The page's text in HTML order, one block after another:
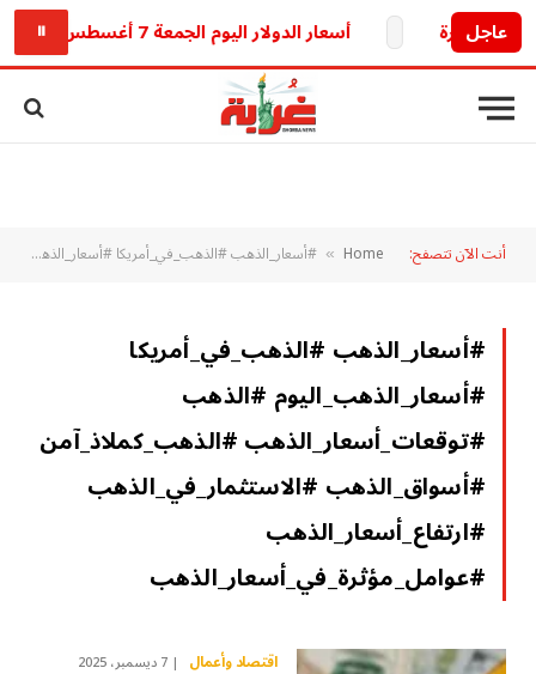
عاجل أسعار الدولار اليوم الجمعة 7 أغسطس 2026 بين البنوك والسوق الموازية ⏸
أنت الآن تتصفح: Home
» #أسعار_الذهب #الذهب_في_أمريكا #أسعار_الذهب_اليوم #الذهب #توقعات_أسعار_الذهب #الذهب_كملاذ_آمن #أسواق_الذهب #الاستثمار_في_الذهب #ارتفاع_أسعار_الذهب #عوامل_مؤثرة_في_أسعار_الذهب
#أسعار_الذهب #الذهب_في_أمريكا
#أسعار_الذهب_اليوم #الذهب
#توقعات_أسعار_الذهب #الذهب_كملاذ_آمن
#أسواق_الذهب #الاستثمار_في_الذهب
#ارتفاع_أسعار_الذهب
#عوامل_مؤثرة_في_أسعار_الذهب
اقتصاد وأعمال 7 ديسمبر، 2025